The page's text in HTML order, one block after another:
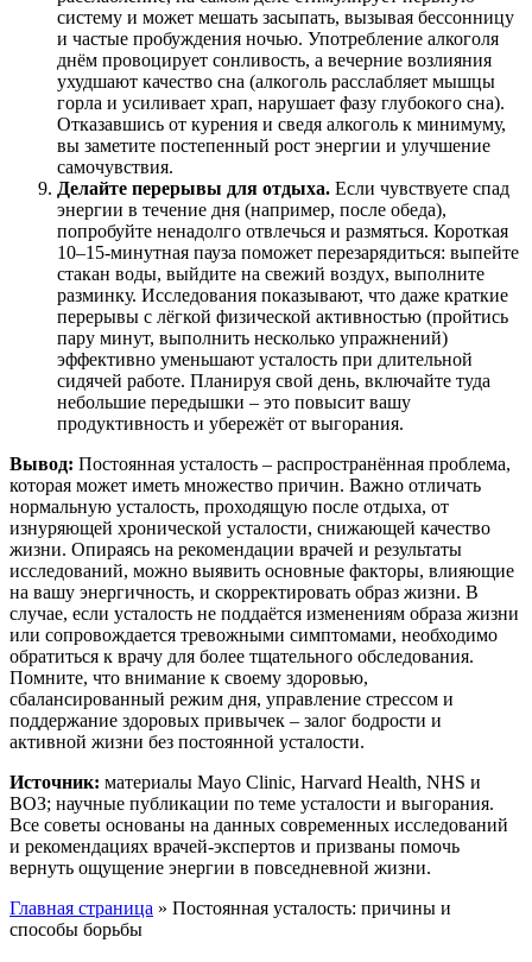
систему и может мешать засыпать, вызывая бессонницу
и частые пробуждения ночью. Употребление алкоголя
днём провоцирует сонливость, а вечерние возлияния
ухудшают качество сна (алкоголь расслабляет мышцы
горла и усиливает храп, нарушает фазу глубокого сна).
Отказавшись от курения и сведя алкоголь к минимуму,
вы заметите постепенный рост энергии и улучшение
самочувствия.
Делайте перерывы для отдыха. Если чувствуете спад
энергии в течение дня (например, после обеда),
попробуйте ненадолго отвлечься и размяться. Короткая
10–15-минутная пауза поможет перезарядиться: выпейте
стакан воды, выйдите на свежий воздух, выполните
разминку. Исследования показывают, что даже краткие
перерывы с лёгкой физической активностью (пройтись
пару минут, выполнить несколько упражнений)
эффективно уменьшают усталость при длительной
сидячей работе. Планируя свой день, включайте туда
небольшие передышки – это повысит вашу
продуктивность и убережёт от выгорания.
Вывод: Постоянная усталость – распространённая проблема,
которая может иметь множество причин. Важно отличать
нормальную усталость, проходящую после отдыха, от
изнуряющей хронической усталости, снижающей качество
жизни. Опираясь на рекомендации врачей и результаты
исследований, можно выявить основные факторы, влияющие
на вашу энергичность, и скорректировать образ жизни. В
случае, если усталость не поддаётся изменениям образа жизни
или сопровождается тревожными симптомами, необходимо
обратиться к врачу для более тщательного обследования.
Помните, что внимание к своему здоровью,
сбалансированный режим дня, управление стрессом и
поддержание здоровых привычек – залог бодрости и
активной жизни без постоянной усталости.
Источник: материалы Mayo Clinic, Harvard Health, NHS и
ВОЗ; научные публикации по теме усталости и выгорания.
Все советы основаны на данных современных исследований
и рекомендациях врачей-экспертов и призваны помочь
вернуть ощущение энергии в повседневной жизни.
Главная страница » Постоянная усталость: причины и
способы борьбы